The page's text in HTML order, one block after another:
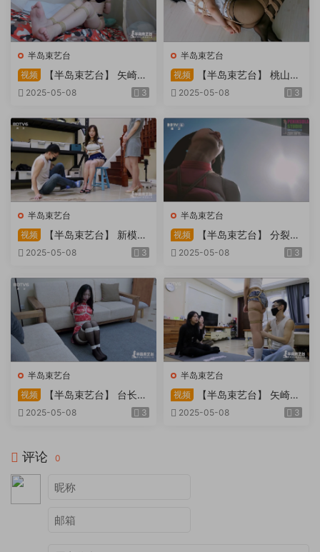
半岛束艺台
视频
【半岛束艺台】 矢崎
物业为您服务
2025-05-08 3
半岛束艺台
视频
【半岛束艺台】 桃山漫
画改编03 团缚美女超刺激玩
2025-05-08 3
半岛束艺台
视频
【半岛束艺台】 新模奎
因试镜，宛如阿紫再现
2025-05-08 3
半岛束艺台
视频
【半岛束艺台】 分裂的
快感：捆绑检阅式，车顶冷风
天。过路车辆..
2025-05-08 3
半岛束艺台
视频
【半岛束艺台】 台长不
在的时候
2025-05-08 3
半岛束艺台
视频
【半岛束艺台】 矢崎
泽爱 世界上运气最差的女孩
2025-05-08 3
评论 0